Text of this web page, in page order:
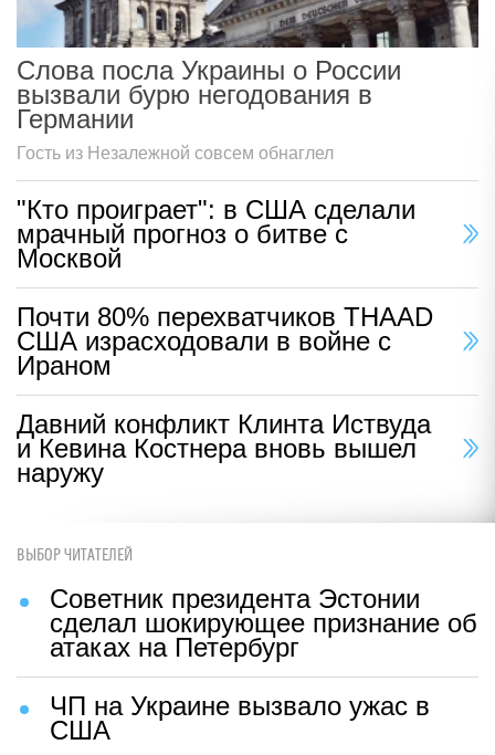
Слова посла Украины о России
вызвали бурю негодования в
Германии
Гость из Незалежной совсем обнаглел
"Кто проиграет": в США сделали
мрачный прогноз о битве с
Москвой
Почти 80% перехватчиков THAAD
США израсходовали в войне с
Ираном
Давний конфликт Клинта Иствуда
и Кевина Костнера вновь вышел
наружу
ВЫБОР ЧИТАТЕЛЕЙ
Советник президента Эстонии
сделал шокирующее признание об
атаках на Петербург
ЧП на Украине вызвало ужас в
США